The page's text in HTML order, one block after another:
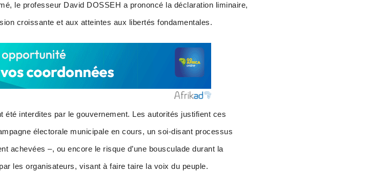
le professeur David DOSSEH a prononcé la déclaration liminaire,
croissante et aux atteintes aux libertés fondamentales.
interdites par le gouvernement. Les autorités justifient ces
électorale municipale en cours, un soi-disant processus
achevées –, ou encore le risque d’une bousculade durant la
les organisateurs, visant à faire taire la voix du peuple.